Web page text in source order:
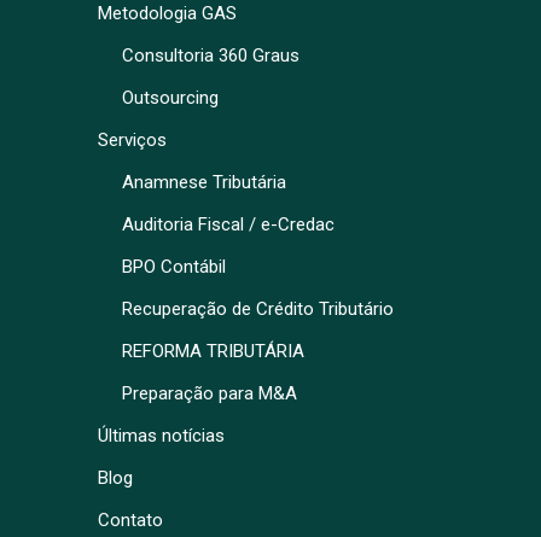
Metodologia GAS
Consultoria 360 Graus
Outsourcing
Serviços
Anamnese Tributária
Auditoria Fiscal / e-Credac
BPO Contábil
Recuperação de Crédito Tributário
REFORMA TRIBUTÁRIA
Preparação para M&A
Últimas notícias
Blog
Contato